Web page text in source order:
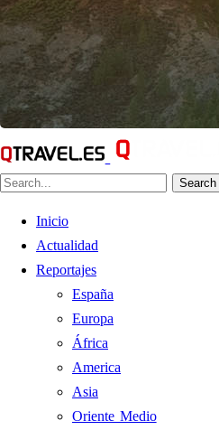
Search
Inicio
Actualidad
Reportajes
España
Europa
África
America
Asia
Oriente Medio